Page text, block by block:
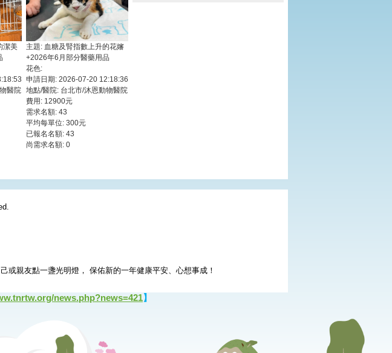
潔美
醫院
主題: 血糖及腎指數上升的花嬸
+2026年6月部分醫藥用品
花色:
申請日期: 2026-07-20 12:18:36
地點/醫院: 台北市/沐恩動物醫院
費用: 12900元
需求名額: 43
平均每單位: 300元
已報名名額: 43
尚需求名額: 0
或親友點一盞光明燈， 保佑新的一年健康平安、心想事成！
news.php?news=421】